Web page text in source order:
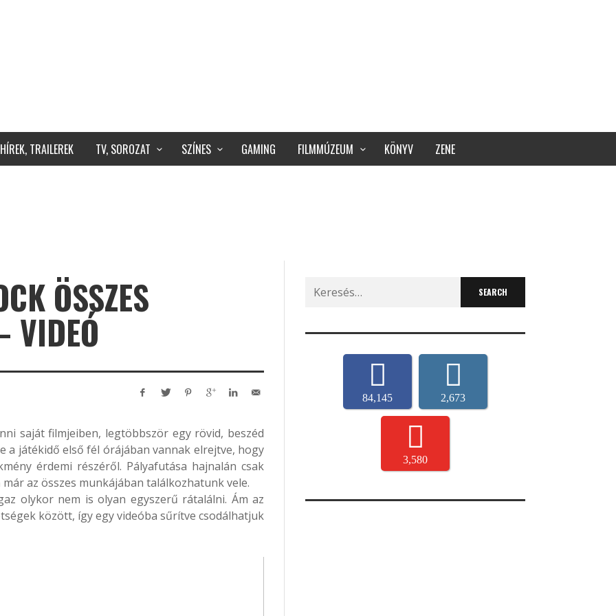
HÍREK, TRAILEREK TV, SOROZAT SZÍNES GAMING FILMMÚZEUM KÖNYV ZENE
ÖSSZES
VIDEÓ
saját filmjeiben, legtöbbször egy rövid, beszéd
a játékidő első fél órájában vannak elrejtve, hogy
érdemi részéről. Pályafutása hajnalán csak
az összes munkájában találkozhatunk vele.
olykor nem is olyan egyszerű rátalálni. Ám az
között, így egy videóba sűrítve csodálhatjuk
Search
for:
84,145 2,673
3,580